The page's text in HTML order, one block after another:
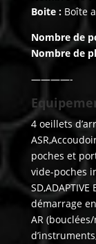
Boite :Boîte
Nombre de
Nombre de
————-
4 oeillets
poches et
vide-poches
démarrage
AR